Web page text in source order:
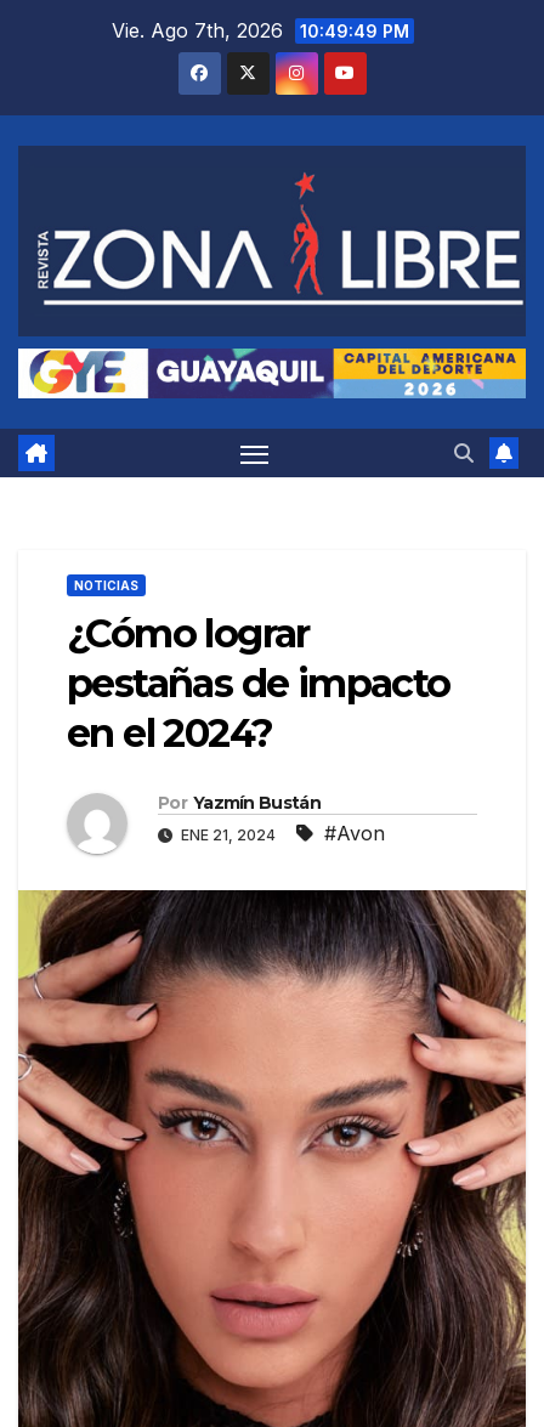
Vie. Ago 7th, 2026 10:49:50 PM
NOTICIAS
¿Cómo lograr
pestañas de impacto
en el 2024?
Por Yazmín Bustán
ENE 21, 2024 #Avon